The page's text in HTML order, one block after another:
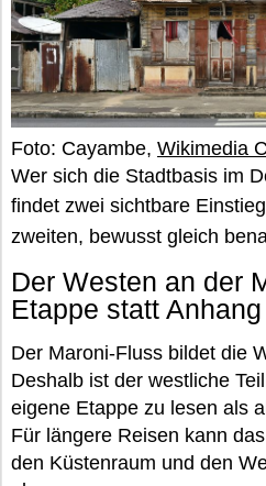
Foto: Cayambe, Wikimedia
Wer sich die Stadtbasis im
findet zwei sichtbare
zweiten, bewusst gleich
Der Westen an der
Etappe statt Anhang
Der Maroni-Fluss bildet die
Deshalb ist der westliche
eigene Etappe zu lesen als
Für längere Reisen kann
den Küstenraum und den